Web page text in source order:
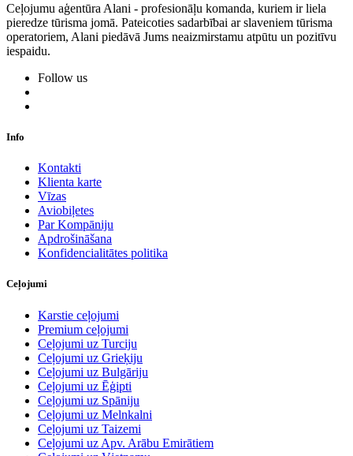
Ceļojumu aģentūra Alani - profesionāļu komanda, kuriem ir liela
pieredze tūrisma jomā. Pateicoties sadarbībai ar slaveniem tūrisma
operatoriem, Alani piedāvā Jums neaizmirstamu atpūtu un pozitīvu
iespaidu.
Follow us
Info
Kontakti
Klienta karte
Vīzas
Aviobiļetes
Par Kompāniju
Apdrošināšana
Konfidencialitātes politika
Ceļojumi
Karstie ceļojumi
Premium ceļojumi
Ceļojumi uz Turciju
Ceļojumi uz Grieķiju
Ceļojumi uz Bulgāriju
Ceļojumi uz Ēģipti
Ceļojumi uz Spāniju
Ceļojumi uz Melnkalni
Ceļojumi uz Taizemi
Ceļojumi uz Apv. Arābu Emirātiem